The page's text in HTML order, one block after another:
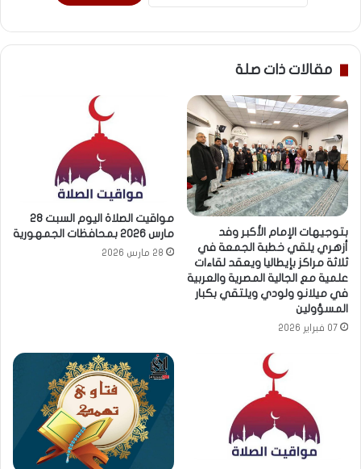
مقالات ذات صلة
بتوجيهات الإمام الأكبر وفد
أزهري يلقي خطبة الجمعة في
ثلاثة مراكز بإيطاليا ويعقد لقاءات
علمية مع الجالية المصرية والعربية
في ميلانو ولودي ويلتقي بكبار
المسؤولين
07 فبراير 2026
مواقيت الصلاة اليوم السبت 28
مارس 2026 بمحافظات الجمهورية
28 مارس 2026